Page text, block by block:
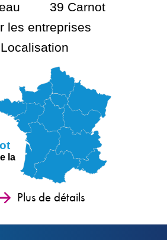
39 Carnot
les entreprises
Localisation
la
Plus de détails